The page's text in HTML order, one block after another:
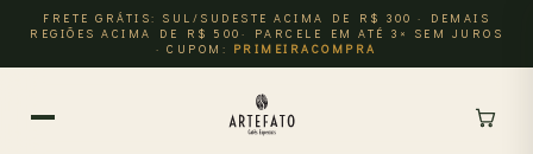
FRETE GRÁTIS: SUL/SUDESTE ACIMA DE R$ 300 · DEMAIS
REGIÕES ACIMA DE R$ 500· PARCELE EM ATÉ 3× SEM JUROS
· CUPOM: PRIMEIRACOMPRA